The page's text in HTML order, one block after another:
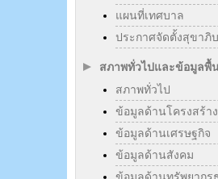
แผนที่เทศบาล
ประกาศจัดตั้งสุขาภิ
สภาพทั่วไปและข้อมูลพื้
สภาพทั่วไป
ข้อมูลด้านโครงสร้า
ข้อมูลด้านเศรษฐกิจ
ข้อมูลด้านสังคม